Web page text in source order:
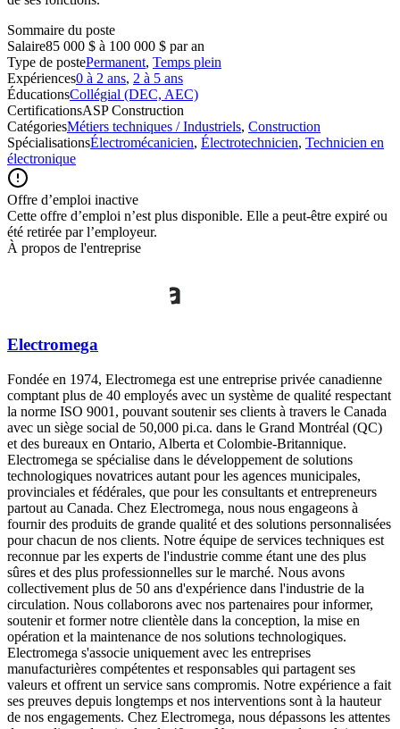
Sommaire du poste
Salaire85 000 $ à 100 000 $ par an
Type de postePermanent, Temps plein
Expériences0 à 2 ans, 2 à 5 ans
ÉducationsCollégial (DEC, AEC)
CertificationsASP Construction
CatégoriesMétiers techniques / Industriels, Construction
SpécialisationsÉlectromécanicien, Électrotechnicien, Technicien en
électronique
Offre d’emploi inactive
Cette offre d’emploi n’est plus disponible. Elle a peut-être expiré ou
été retirée par l’employeur.
À propos de l'entreprise
Electromega
Fondée en 1974, Electromega est une entreprise privée canadienne
comptant plus de 40 employés avec un système de qualité respectant
la norme ISO 9001, pouvant soutenir ses clients à travers le Canada
avec un siège social de 50,000 pi.ca. dans le Grand Montréal (QC)
et des bureaux en Ontario, Alberta et Colombie-Britannique.
Electromega se spécialise dans le développement de solutions
technologiques novatrices autant pour les agences municipales,
provinciales et fédérales, que pour les consultants et entrepreneurs
partout au Canada. Chez Electromega, nous nous engageons à
fournir des produits de grande qualité et des solutions personnalisées
pour chacun de nos clients. Notre équipe de services techniques est
reconnue par les experts de l'industrie comme étant une des plus
sûres et des plus professionnelles sur le marché. Nous avons
collectivement plus de 50 ans d'expérience dans l'industrie de la
circulation. Nous collaborons avec nos partenaires pour informer,
soutenir et former notre clientèle dans la conception, la mise en
opération et la maintenance de nos solutions technologiques.
Electromega s'associe uniquement avec les entreprises
manufacturières compétentes et responsables qui partagent ses
valeurs et offrent un service sans compromis. Notre expérience a fait
ses preuves depuis longtemps et nos interventions sont à la hauteur
de nos engagements. Chez Electromega, nous dépassons les attentes